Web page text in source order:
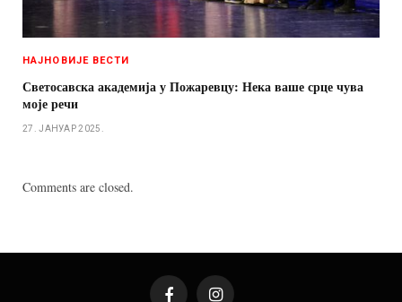
НАЈНОВИЈЕ ВЕСТИ
Светосавска академија у Пожаревцу: Нека ваше срце чува
моје речи
27. ЈАНУАР 2025.
Comments are closed.